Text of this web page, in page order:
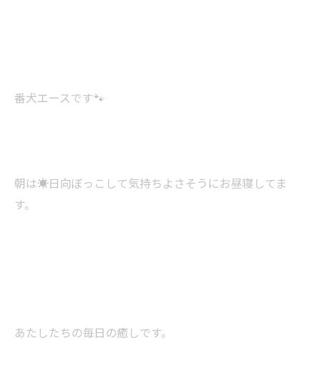
番犬エースです🐾
朝は☀️日向ぼっこして気持ちよさそうにお昼寝してま
す。
あたしたちの毎日の癒しです。